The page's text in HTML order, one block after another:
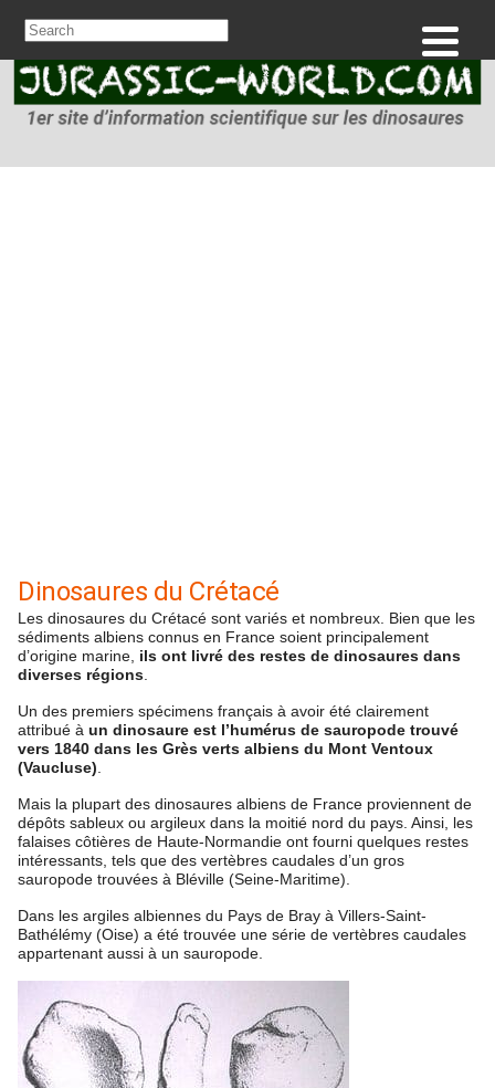
Dinosaures du Crétacé
Les dinosaures du Crétacé sont variés et nombreux. Bien que les
sédiments albiens connus en France soient principalement
d’origine marine, ils ont livré des restes de dinosaures dans
diverses régions
Un des premiers spécimens français à avoir été clairement
attribué à un dinosaure est l’humérus de sauropode trouvé
vers 1840 dans les Grès verts albiens du Mont Ventoux
(Vaucluse)
Mais la plupart des dinosaures albiens de France proviennent de
dépôts sableux ou argileux dans la moitié nord du pays. Ainsi, les
falaises côtières de Haute-Normandie ont fourni quelques restes
intéressants, tels que des vertèbres caudales d’un gros
sauropode trouvées à Bléville (Seine-Maritime).
Dans les argiles albiennes du Pays de Bray à Villers-Saint-
Bathélémy (Oise) a été trouvée une série de vertèbres caudales
appartenant aussi à un sauropode.